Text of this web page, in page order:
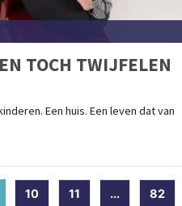
TOCH TWIJFELEN
Een huis. Een leven dat van
(current)
10 11 ... 82